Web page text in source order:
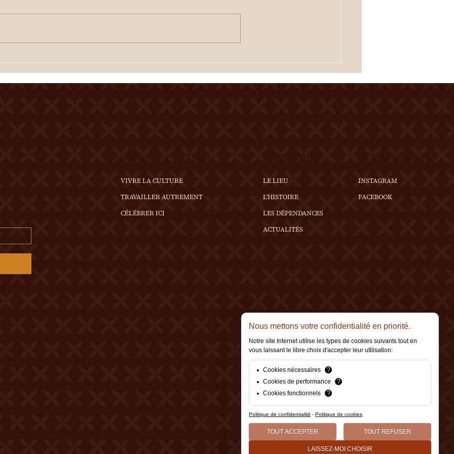
VIVRE LA CULTURE
TRAVAILLER AUTREMENT
CÉLÉBRER ICI
LE LIEU
L'HISTOIRE
LES DÉPENDANCES
ACTUALITÉS
INSTAGRAM
FACEBOOK
Mercier Entrée gratuite
est offerte à l'entracte. En cas
de temps incertain, se
dégustation des crus du terroir
Nous mettons votre confidentialité en priorité.
Notre site Internet utilise les types de cookies suivants tout en
vous laissant le libre choix d'accepter leur utilisation:
Cookies nécessaires
?
Cookies de performance
?
Cookies fonctionnels
?
Politique de confidentialité - Politique de cookies
TOUT ACCEPTER TOUT REFUSER
LAISSEZ-MOI CHOISIR